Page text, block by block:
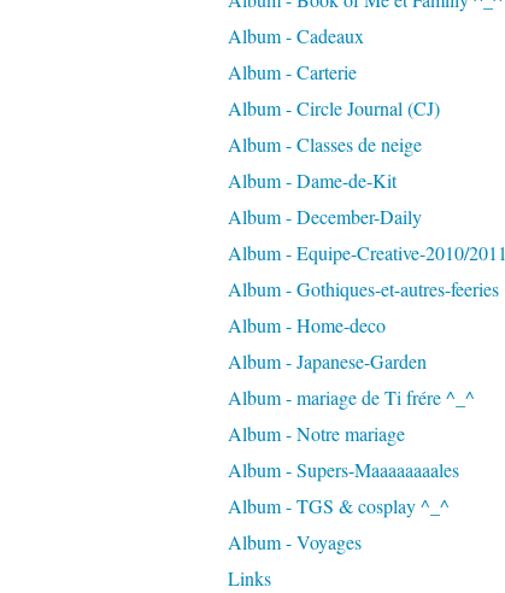
Album - Cadeaux
Album - Carterie
Album - Circle Journal (CJ)
Album - Classes de neige
Album - Dame-de-Kit
Album - December-Daily
Album - Equipe-Creative-2010/2011
Album - Gothiques-et-autres-feeries
Album - Home-deco
Album - Japanese-Garden
Album - mariage de Ti frére ^_^
Album - Notre mariage
Album - Supers-Maaaaaaaales
Album - TGS & cosplay ^_^
Album - Voyages
Links